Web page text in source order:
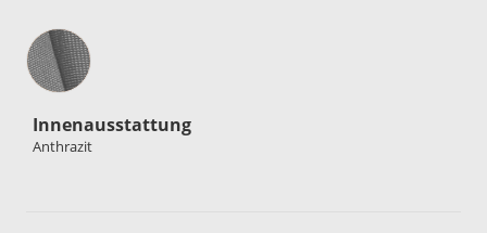
Innenausstattung
Innenausstattung
Anthrazit